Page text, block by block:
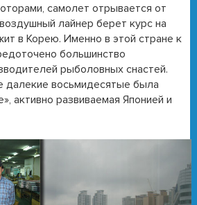
самолет отрывается от
лайнер берет курс на
в Корею. Именно в этой стране к
большинство
рыболовных снастей.
далекие восьмидесятые была
активно развиваемая Японией и